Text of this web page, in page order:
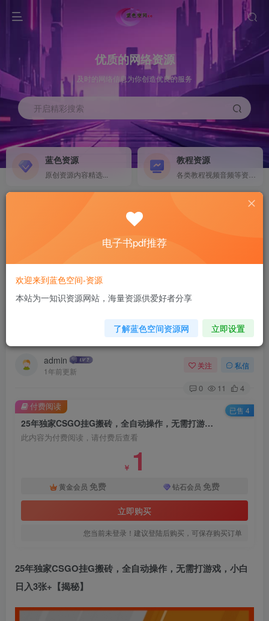
优质的网络资源
及时的网络信息为你创造优良的服务
开启精彩搜索
蓝色资源
原创资源内容精选...
教程资源
计算机 移动设备 软件下载....
电子书籍下载...
首页 网赚项目 正文
25年独家CSGO挂G搬砖，全自动操作，无需打游
戏，小白日入3张+【揭秘】
admin
1年前更新
关注 私信
0 11 4
25年独家CSGO挂G搬砖，全自动操作，无需打游戏，小白日入3张+【揭秘】
此内容为付费阅读，请付费后查看
￥ 1
黄金会员 免费 钻石会员 免费
立即购买
您当前未登录！建议登陆后购买，可保存购买订单
付费阅读 已售 4
25年独家CSGO挂G搬砖，全自动操作，无需打游戏，小白
日入3张+【揭秘】
电子书pdf推荐
欢迎来到蓝色空间-资源
本站为一知识资源网站，海量资源供爱好者分享
了解蓝色空间资源网 立即设置